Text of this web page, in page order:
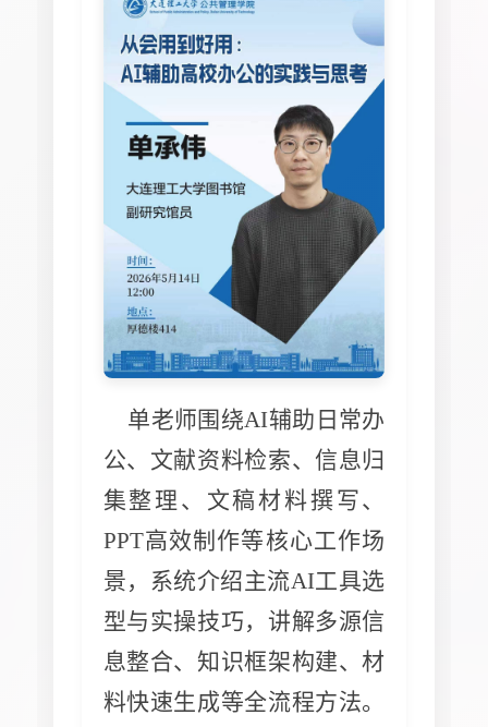
单老师围绕AI辅助日常办
公、文献资料检索、信息归
集整理、文稿材料撰写、
PPT高效制作等核心工作场
景，系统介绍主流AI工具选
型与实操技巧，讲解多源信
息整合、知识框架构建、材
料快速生成等全流程方法。